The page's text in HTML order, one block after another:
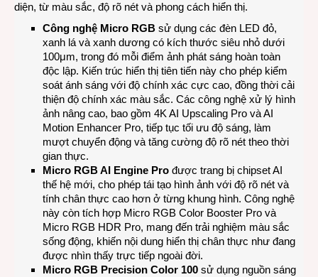
diện, từ màu sắc, độ rõ nét và phong cách hiển thị.
Công nghệ Micro RGB sử dụng các đèn LED đỏ,
xanh lá và xanh dương có kích thước siêu nhỏ dưới
100μm, trong đó mỗi điểm ảnh phát sáng hoàn toàn
độc lập. Kiến trúc hiển thị tiên tiến này cho phép kiểm
soát ánh sáng với độ chính xác cực cao, đồng thời cải
thiện độ chính xác màu sắc. Các công nghệ xử lý hình
ảnh nâng cao, bao gồm 4K AI Upscaling Pro và AI
Motion Enhancer Pro, tiếp tục tối ưu độ sáng, làm
mượt chuyển động và tăng cường độ rõ nét theo thời
gian thực.
Micro RGB AI Engine Pro được trang bị chipset AI
thế hệ mới, cho phép tái tạo hình ảnh với độ rõ nét và
tính chân thực cao hơn ở từng khung hình. Công nghệ
này còn tích hợp Micro RGB Color Booster Pro và
Micro RGB HDR Pro, mang đến trải nghiệm màu sắc
sống động, khiến nội dung hiển thị chân thực như đang
được nhìn thấy trực tiếp ngoài đời.
Micro RGB Precision Color 100 sử dụng nguồn sáng